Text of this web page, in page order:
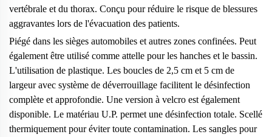
vertébrale et du thorax. Conçu pour réduire le risque de blessures
aggravantes lors de l'évacuation des patients.
Piégé dans les sièges automobiles et autres zones confinées. Peut
également être utilisé comme attelle pour les hanches et le bassin.
L'utilisation de plastique. Les boucles de 2,5 cm et 5 cm de
largeur avec système de déverrouillage facilitent le désinfection
complète et approfondie. Une version à velcro est également
disponible. Le matériau U.P. permet une désinfection totale. Scellé
thermiquement pour éviter toute contamination. Les sangles pour